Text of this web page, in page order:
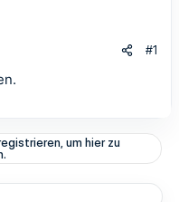
#1
um hier zu